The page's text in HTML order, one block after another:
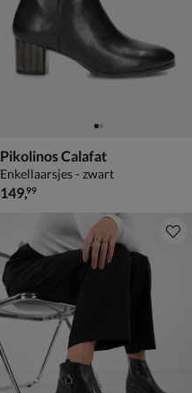
Pikolinos Calafat
Enkellaarsjes - zwart
€ 149,99
149,99